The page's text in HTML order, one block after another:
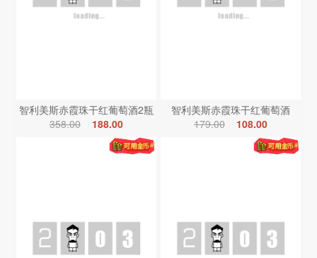
智利美斯赤霞珠干红葡萄酒2瓶
358.00
188.00
智利美斯赤霞珠干红葡萄酒
179.00
108.00